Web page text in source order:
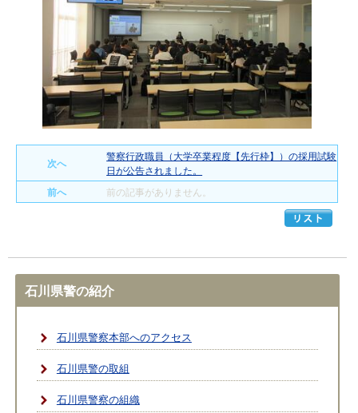
次へ
警察行政職員（大学卒業程度【先行枠】）の採用試験
日が公告されました。
前へ
前の記事がありません。
石川県警の紹介
石川県警察本部へのアクセス
石川県警の取組
石川県警察の組織